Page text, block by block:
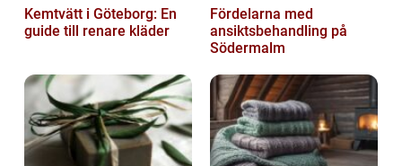
Kemtvätt i Göteborg: En
guide till renare kläder
Fördelarna med
ansiktsbehandling på
Södermalm